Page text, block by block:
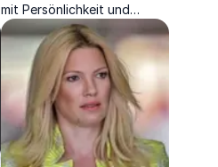
mit Persönlichkeit und
Charisma, Sportlerin und
Coach für Rhetorik und
Körpersprache.